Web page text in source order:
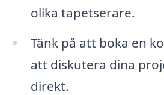
olika tapetserare.
Tänk på att boka en
att diskutera dina
direkt.